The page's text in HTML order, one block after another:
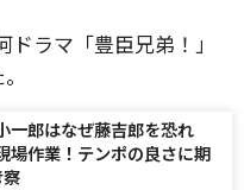
ラマ「豊臣兄弟！」
一郎はなぜ藤吉郎を恐れ
場作業！テンポの良さに期